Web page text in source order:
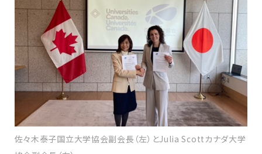
佐々木泰子国立大学協会副会長（左）とJulia Scottカナダ大学